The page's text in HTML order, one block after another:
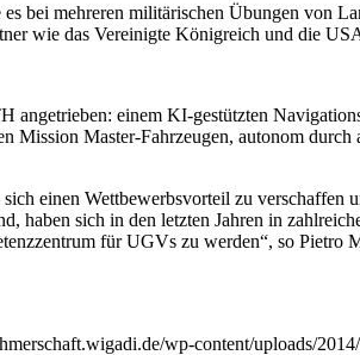
bei mehreren militärischen Übungen von
wie das Vereinigte Königreich und die
einem KI-gestützten
Mission Master-Fahrzeugen, autonom
einen Wettbewerbsvorteil zu verschaffen
haben sich in den letzten Jahren in
für UGVs zu werden“, so Pietro
wp-content/uploads/